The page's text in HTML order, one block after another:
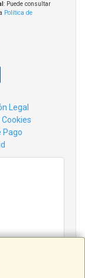
: Puede consultar
Política de
Legal
Pago